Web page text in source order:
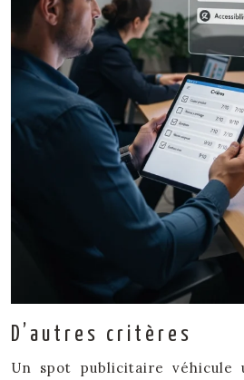
D’autres critères
Un spot publicitaire véhicule